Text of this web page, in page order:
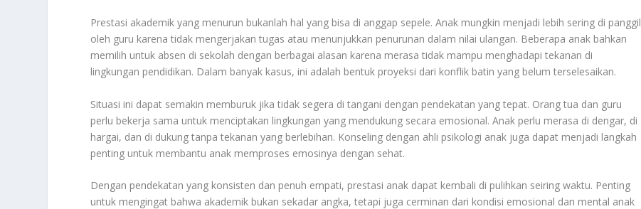
Prestasi akademik yang menurun bukanlah hal yang bisa di anggap sepele. Anak mungkin menjadi lebih sering di panggil
oleh guru karena tidak mengerjakan tugas atau menunjukkan penurunan dalam nilai ulangan. Beberapa anak bahkan
memilih untuk absen di sekolah dengan berbagai alasan karena merasa tidak mampu menghadapi tekanan di
lingkungan pendidikan. Dalam banyak kasus, ini adalah bentuk proyeksi dari konflik batin yang belum terselesaikan.
Situasi ini dapat semakin memburuk jika tidak segera di tangani dengan pendekatan yang tepat. Orang tua dan guru
perlu bekerja sama untuk menciptakan lingkungan yang mendukung secara emosional. Anak perlu merasa di dengar, di
hargai, dan di dukung tanpa tekanan yang berlebihan. Konseling dengan ahli psikologi anak juga dapat menjadi langkah
penting untuk membantu anak memproses emosinya dengan sehat.
Dengan pendekatan yang konsisten dan penuh empati, prestasi anak dapat kembali di pulihkan seiring waktu. Penting
untuk mengingat bahwa akademik bukan sekadar angka, tetapi juga cerminan dari kondisi emosional dan mental anak